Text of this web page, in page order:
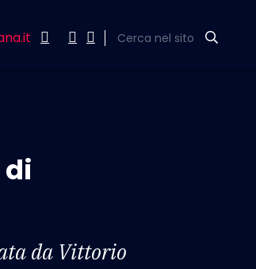
Cerca nel sito
da Vittorio